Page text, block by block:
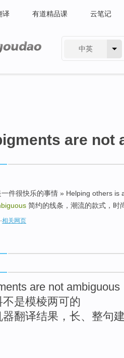
译 有道精品课 云笔记
中英
are not
一件很快乐的事情 » Helping others is
简约的线条，潮流的款式，时
-相关网页
are not ambiguous
是模棱两可的
器翻译结果，长、整句